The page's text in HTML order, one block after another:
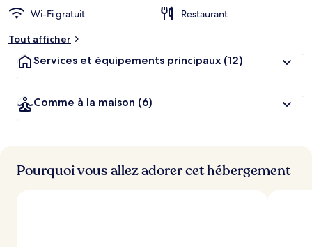
t
l
e
u
Wi-Fi gratuit
Restaurant
Tout afficher
Services et équipements principaux (12)
Comme à la maison (6)
Pourquoi vous allez adorer cet hébergement